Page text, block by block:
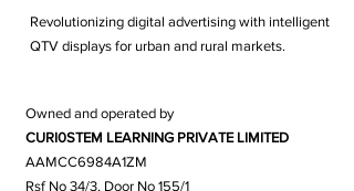
Revolutionizing digital advertising with intelligent
QTV displays for urban and rural markets.
Owned and operated by
CURI0STEM LEARNING PRIVATE LIMITED
AAMCC6984A1ZM
Rsf No 34/3, Door No 155/1